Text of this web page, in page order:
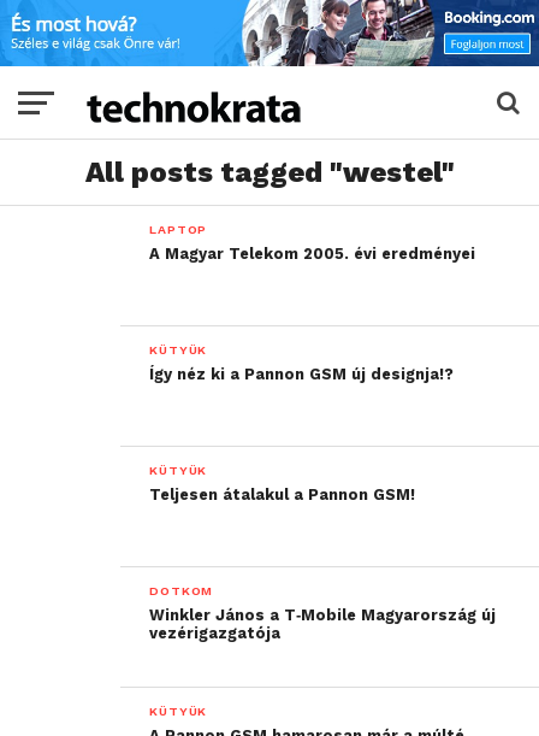
All posts tagged "westel"
LAPTOP
A Magyar Telekom 2005. évi eredményei
KÜTYÜK
Így néz ki a Pannon GSM új designja!?
KÜTYÜK
Teljesen átalakul a Pannon GSM!
DOTKOM
Winkler János a T‑Mobile Magyarország új
vezérigazgatója
KÜTYÜK